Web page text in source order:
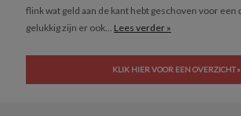
flink wat geld aan de kant hebt geschoven voor
gelukkig zijn er ook... Lees verder »
KLIK HIER VOOR EEN OVERZICHT »